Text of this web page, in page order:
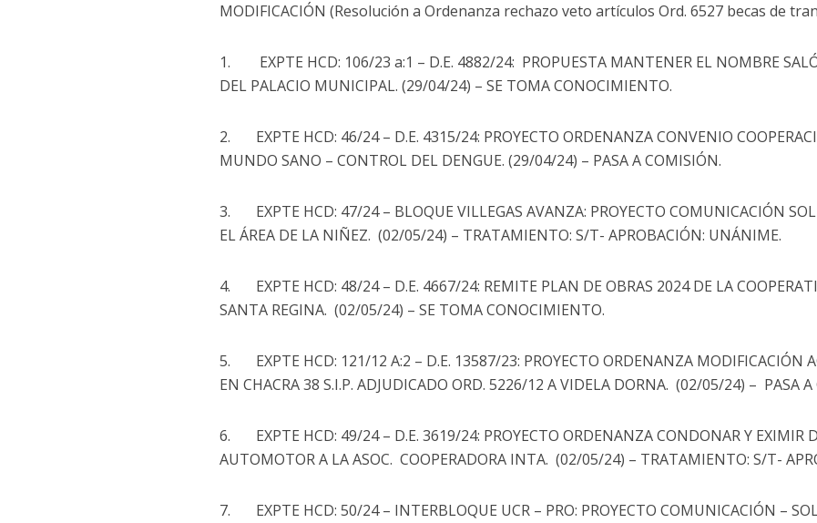
MODIFICACIÓN (Resolución a Ordenanza rechazo veto artículos Ord. 6527 becas de
1. EXPTE HCD: 106/23 a:1 – D.E. 4882/24: PROPUESTA MANTENER EL NOMBRE
DEL PALACIO MUNICIPAL. (29/04/24) – SE TOMA CONOCIMIENTO.
2. EXPTE HCD: 46/24 – D.E. 4315/24: PROYECTO ORDENANZA CONVENIO
MUNDO SANO – CONTROL DEL DENGUE. (29/04/24) – PASA A COMISIÓN.
3. EXPTE HCD: 47/24 – BLOQUE VILLEGAS AVANZA: PROYECTO COMUNICACIÓN
EL ÁREA DE LA NIÑEZ. (02/05/24) – TRATAMIENTO: S/T- APROBACIÓN: UNÁNIME.
4. EXPTE HCD: 48/24 – D.E. 4667/24: REMITE PLAN DE OBRAS 2024 DE LA
SANTA REGINA. (02/05/24) – SE TOMA CONOCIMIENTO.
5. EXPTE HCD: 121/12 A:2 – D.E. 13587/23: PROYECTO ORDENANZA MODIFICACIÓN
EN CHACRA 38 S.I.P. ADJUDICADO ORD. 5226/12 A VIDELA DORNA. (02/05/24) – PASA
6. EXPTE HCD: 49/24 – D.E. 3619/24: PROYECTO ORDENANZA CONDONAR Y EXIMIR
AUTOMOTOR A LA ASOC. COOPERADORA INTA. (02/05/24) – TRATAMIENTO: S/T-
7. EXPTE HCD: 50/24 – INTERBLOQUE UCR – PRO: PROYECTO COMUNICACIÓN –